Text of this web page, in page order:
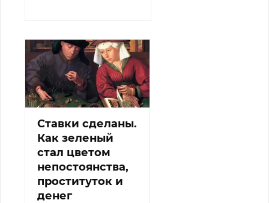
Ставки сделаны.
Как зеленый
стал цветом
непостоянства,
проституток и
денег